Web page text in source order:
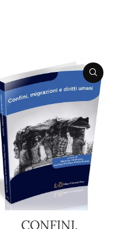
CONFINI,